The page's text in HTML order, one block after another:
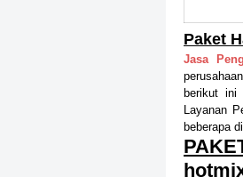
Paket
Jasa
berikut ini
Layanan
beberapa